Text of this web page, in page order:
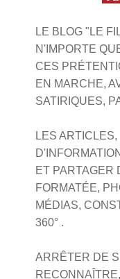
LE BLOG "LE
N'IMPORTE
CES
EN MARCHE,
SATIRIQUES,
LES
ET PARTAGER
FORMATÉE,
MÉDIAS,
360° .
ARRÊTER DE